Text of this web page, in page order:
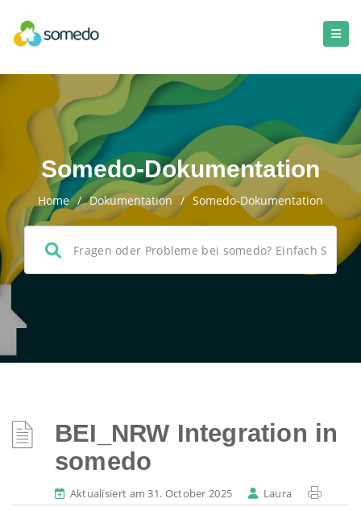
Somedo-Dokumentation
Home / Dokumentation / Somedo-Dokumentation
BEI_NRW Integration in
somedo
Aktualisiert am 31. October 2025 Laura